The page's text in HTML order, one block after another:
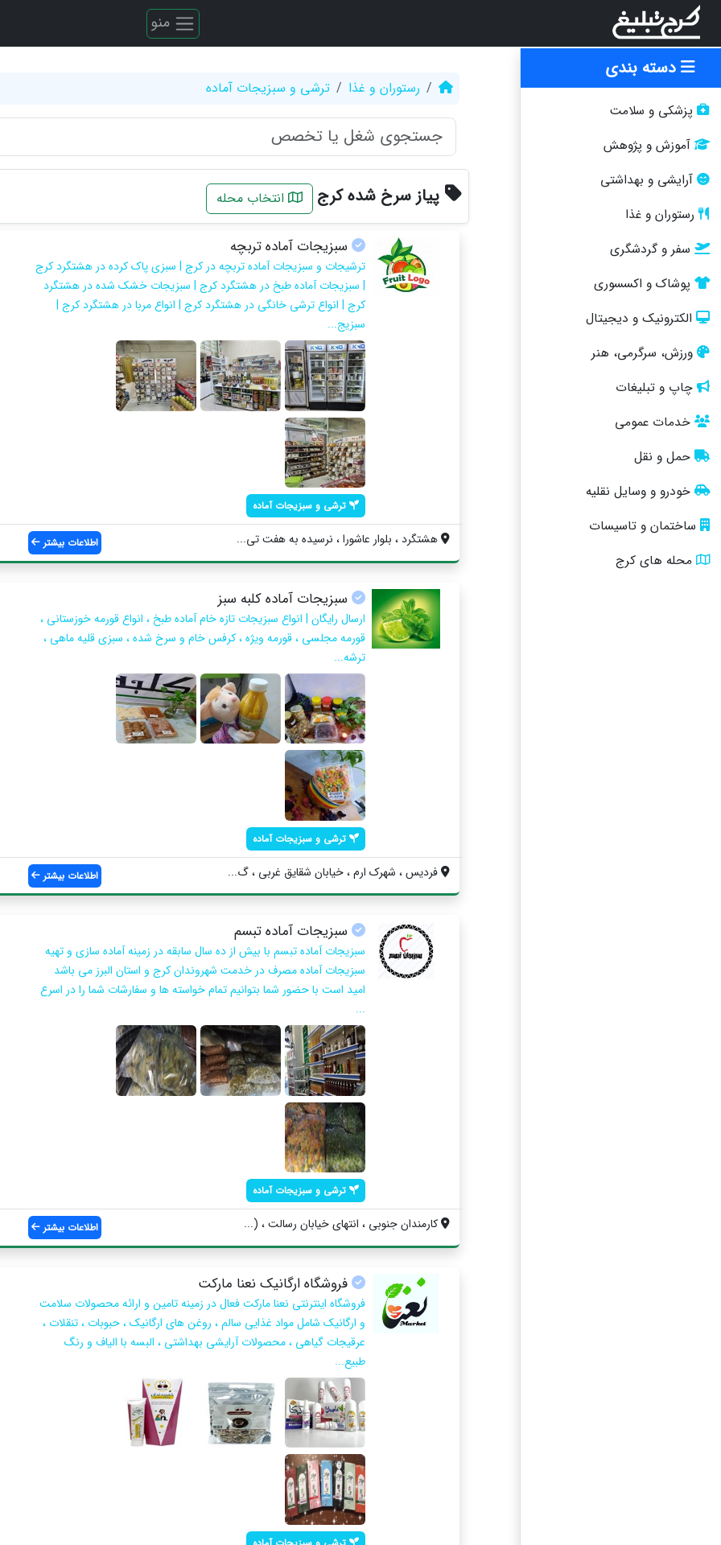
منو
دسته بندی
پزشکی و سلامت
آموزش و پژوهش
آرایشی و بهداشتی
رستوران و غذا
سفر و گردشگری
پوشاک و اکسسوری
الکترونیک و دیجیتال
ورزش، سرگرمی، هنر
چاپ و تبلیغات
خدمات عمومی
حمل و نقل
خودرو و وسایل نقلیه
ساختمان و تاسیسات
محله های کرج
رستوران و غذا ترشی و سبزیجات آماده
پیاز سرخ شده کرج انتخاب محله
سبزیجات آماده تربچه
ترشیجات و سبزیجات آماده تربچه در کرج | سبزی پاک کرده در هشتگرد کرج
| سبزیجات آماده طبخ در هشتگرد کرج | سبزیجات خشک شده در هشتگرد
کرج | انواع ترشی خانگی در هشتگرد کرج | انواع مربا در هشتگرد کرج |
سبزیج...
ترشی و سبزیجات آماده
هشتگرد ، بلوار عاشورا ، نرسیده به هفت تی... اطلاعات بیشتر
سبزیجات آماده کلبه سبز
ارسال رایگان | انواع سبزیجات تازه خام آماده طبخ ، انواع قورمه خوزستانی ،
قورمه مجلسی ، قورمه ویژه ، کرفس خام و سرخ شده ، سبزی قلیه ماهی ،
ترشه...
ترشی و سبزیجات آماده
فردیس ، شهرک ارم ، خیابان شقایق غربی ، گ... اطلاعات بیشتر
سبزیجات آماده تبسم
سبزیجات آماده تبسم با بیش از ده سال سابقه در زمینه آماده سازی و تهیه
سبزیجات آماده مصرف در خدمت شهروندان کرج و استان البرز می باشد
امید است با حضور شما بتوانیم تمام خواسته ها و سفارشات شما را در اسرع
...
ترشی و سبزیجات آماده
کارمندان جنوبی ، انتهای خیابان رسالت ، (... اطلاعات بیشتر
فروشگاه ارگانیک نعنا مارکت
فروشگاه اینترنتی نعنا مارکت فعال در زمینه تامین و ارائه محصولات سلامت
و ارگانیک شامل مواد غذایی سالم ، روغن های ارگانیک ، حبوبات ، تنقلات ،
عرقیجات گیاهی ، محصولات آرایشی بهداشتی ، البسه با الیاف و رنگ
طبیع...